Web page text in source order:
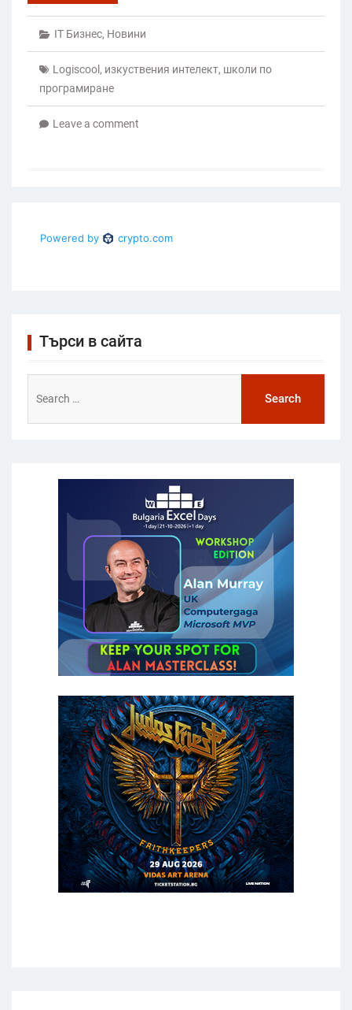
IT Бизнес, Новини
Logiscool, изкуствения интелект, школи по
програмиране
Leave a comment
Търси в сайта
for: